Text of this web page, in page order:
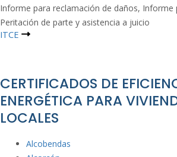
Informe para reclamación de daños, Informe
Peritación de parte y asistencia a juicio
ITCE
CERTIFICADOS DE
ENERGÉTICA PARA
LOCALES
Alcobendas